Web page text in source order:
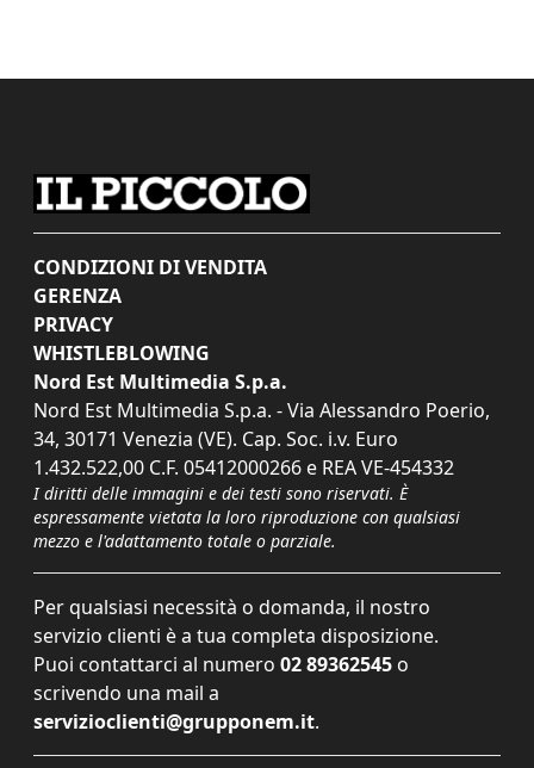
CONDIZIONI DI VENDITA
GERENZA
PRIVACY
WHISTLEBLOWING
Nord Est Multimedia S.p.a.
Nord Est Multimedia S.p.a. - Via Alessandro Poerio,
34, 30171 Venezia (VE). Cap. Soc. i.v. Euro
1.432.522,00 C.F. 05412000266 e REA VE-454332
I diritti delle immagini e dei testi sono riservati. È
espressamente vietata la loro riproduzione con qualsiasi
mezzo e l'adattamento totale o parziale.
Per qualsiasi necessità o domanda, il nostro
servizio clienti è a tua completa disposizione.
Puoi contattarci al numero 02 89362545 o
scrivendo una mail a
servizioclienti@grupponem.it.